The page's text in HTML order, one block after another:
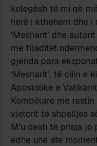
kolegësh të mi që
herë i kthehem dhe
‘Mesharit’ dhe
me flladitet
gjenda para
‘Mesha­rit’, të cilin e
Apostolike e
Kombë­tare me
vjetorit të shpalljes
M’u desh të prisja
edhe unë atë